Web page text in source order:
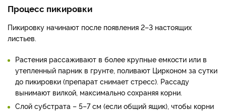
Процесс пикировки
Пикировку начинают после появления 2–3 настоящих
листьев.
Растения рассаживают в более крупные емкости или в
утепленный парник в грунте, поливают Цирконом за сутки
до пикировки (препарат снимает стресс). Рассаду
вынимают вилкой, максимально сохраняя корни.
Слой субстрата – 5–7 см (если общий ящик), чтобы корни